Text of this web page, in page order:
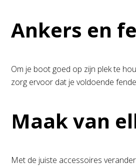
Ankers en
Om je boot goed op zijn plek te
zorg ervoor dat je voldoende
Maak van
Met de juiste accessoires